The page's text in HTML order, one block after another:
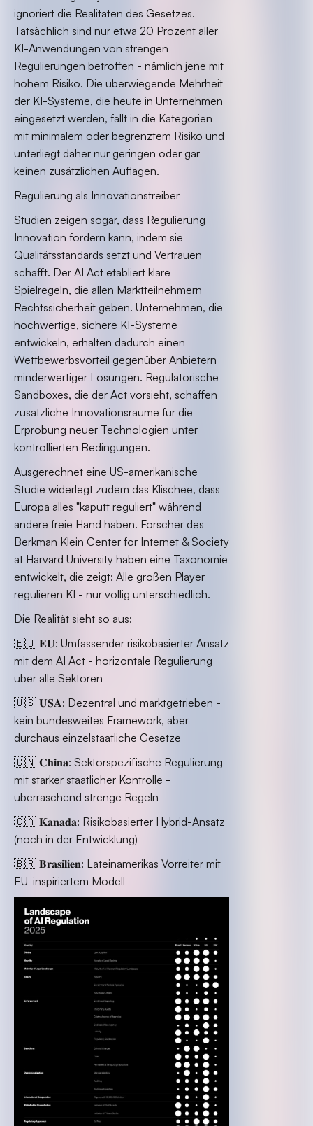
ignoriert die Realitäten des Gesetzes.
Tatsächlich sind nur etwa 20 Prozent aller
KI-Anwendungen von strengen
Regulierungen betroffen - nämlich jene mit
hohem Risiko. Die überwiegende Mehrheit
der KI-Systeme, die heute in Unternehmen
eingesetzt werden, fällt in die Kategorien
mit minimalem oder begrenztem Risiko und
unterliegt daher nur geringen oder gar
keinen zusätzlichen Auflagen.
Regulierung als Innovationstreiber
Studien zeigen sogar, dass Regulierung
Innovation fördern kann, indem sie
Qualitätsstandards setzt und Vertrauen
schafft. Der AI Act etabliert klare
Spielregeln, die allen Marktteilnehmern
Rechtssicherheit geben. Unternehmen, die
hochwertige, sichere KI-Systeme
entwickeln, erhalten dadurch einen
Wettbewerbsvorteil gegenüber Anbietern
minderwertiger Lösungen. Regulatorische
Sandboxes, die der Act vorsieht, schaffen
zusätzliche Innovationsräume für die
Erprobung neuer Technologien unter
kontrollierten Bedingungen.
Ausgerechnet eine US-amerikanische
Studie widerlegt zudem das Klischee, dass
Europa alles "kaputt reguliert" während
andere freie Hand haben. Forscher des
Berkman Klein Center for Internet & Society
at Harvard University haben eine Taxonomie
entwickelt, die zeigt: Alle großen Player
regulieren KI - nur völlig unterschiedlich.
Die Realität sieht so aus:
🇪🇺 𝐄𝐔: Umfassender risikobasierter Ansatz
mit dem AI Act - horizontale Regulierung
über alle Sektoren
🇺🇸 𝐔𝐒𝐀: Dezentral und marktgetrieben -
kein bundesweites Framework, aber
durchaus einzelstaatliche Gesetze
🇨🇳 𝐂𝐡𝐢𝐧𝐚: Sektorspezifische Regulierung
mit starker staatlicher Kontrolle -
überraschend strenge Regeln
🇨🇦 𝐊𝐚𝐧𝐚𝐝𝐚: Risikobasierter Hybrid-Ansatz
(noch in der Entwicklung)
🇧🇷 𝐁𝐫𝐚𝐬𝐢𝐥𝐢𝐞𝐧: Lateinamerikas Vorreiter mit
EU-inspiriertem Modell